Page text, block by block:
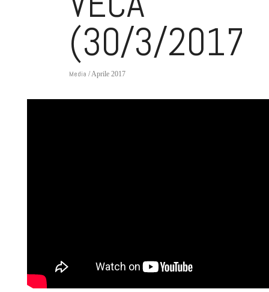
(30/3/2017)
Media / Aprile 2017